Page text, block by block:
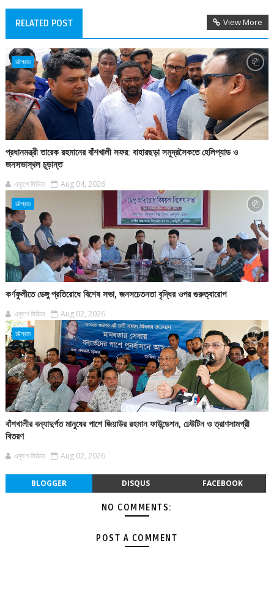
RELATED POST View More
চট্টগ্রাম
প্রধানমন্ত্রী তারেক রহমানের বাঁশখালী সফর: বাহারছড়া সমুদ্রসৈকতে হেলিপ্যাড ও
জনসভাস্থল চূড়ান্ত
একুশে মিডিয়া Aug 04, 2026
চট্টগ্রাম
কর্ণফুলীতে ডেঙ্গু প্রতিরোধে বিশেষ সভা, জনসচেতনতা বৃদ্ধির ওপর গুরুত্বারোপ
একুশে মিডিয়া Aug 02, 2026
চট্টগ্রাম
বাঁশখালীর বন্যাদুর্গত মানুষের পাশে জিয়াউর রহমান ফাউন্ডেশন, ঢেউটিন ও ত্রাণসামগ্রী
বিতরণ
একুশে মিডিয়া Aug 02, 2026
BLOGGER DISQUS FACEBOOK
NO COMMENTS:
POST A COMMENT